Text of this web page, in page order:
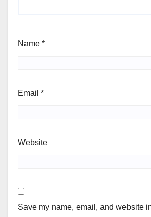
Name *
Email *
Website
Save my name, email, and website